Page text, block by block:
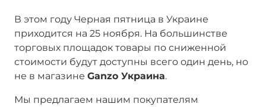
В этом году Черная пятница в Украине
приходится на 25 ноября. На большинстве
торговых площадок товары по сниженной
стоимости будут доступны всего один день, но
не в магазине Ganzo Украина.
Мы предлагаем нашим покупателям